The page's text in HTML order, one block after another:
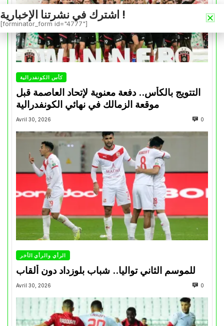
كأس الكونفدرالية
التتويج بالكأس.. دفعة معنوية لإتحاد العاصمة قبل
موقعة الزمالك في نهائي الكونفدرالية
Avril 30, 2026 0
الرأي والرأي الأخر
للموسم الثاني تواليا.. شباب بلوزداد دون ألقاب
Avril 30, 2026 0
اشترك في نشرتنا الإخبارية !
[forminator_form id="4777"]